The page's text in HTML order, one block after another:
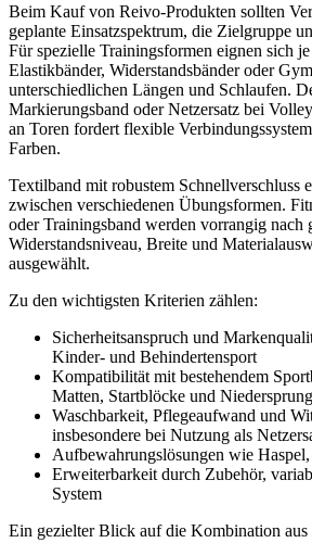
Beim Kauf von Reivo-Produkten sollten
geplante Einsatzspektrum, die Zielgruppe
Für spezielle Trainingsformen eignen sich
Elastikbänder, Widerstandsbänder oder
unterschiedlichen Längen und Schlaufen.
Markierungsband oder Netzersatz bei
an Toren fordert flexible
Farben.
Textilband mit robustem Schnellverschluss
zwischen verschiedenen Übungsformen.
oder Trainingsband werden vorrangig nach
Widerstandsniveau, Breite und
ausgewählt.
Zu den wichtigsten Kriterien zählen:
Sicherheitsanspruch und
Kinder- und Behindertensport
Kompatibilität mit bestehendem
Matten, Startblöcke und
Waschbarkeit, Pflegeaufwand und
insbesondere bei Nutzung als
Aufbewahrungslösungen wie
Erweiterbarkeit durch Zubehör,
System
Ein gezielter Blick auf die Kombination aus